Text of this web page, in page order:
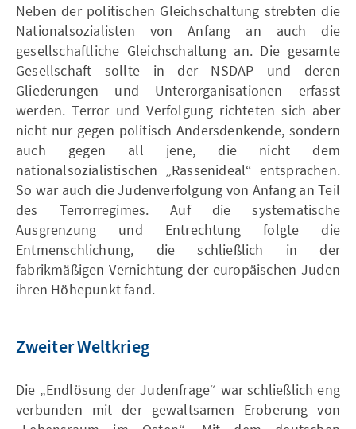
Neben der politischen Gleichschaltung strebten die
Nationalsozialisten von Anfang an auch die
gesellschaftliche Gleichschaltung an. Die gesamte
Gesellschaft sollte in der NSDAP und deren
Gliederungen und Unterorganisationen erfasst
werden. Terror und Verfolgung richteten sich aber
nicht nur gegen politisch Andersdenkende, sondern
auch gegen all jene, die nicht dem
nationalsozialistischen „Rassenideal“ entsprachen.
So war auch die Judenverfolgung von Anfang an Teil
des Terrorregimes. Auf die systematische
Ausgrenzung und Entrechtung folgte die
Entmenschlichung, die schließlich in der
fabrikmäßigen Vernichtung der europäischen Juden
ihren Höhepunkt fand.
Zweiter Weltkrieg
Die „Endlösung der Judenfrage“ war schließlich eng
verbunden mit der gewaltsamen Eroberung von